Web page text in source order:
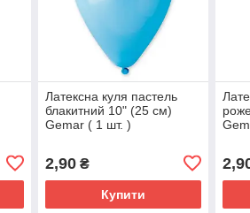
Латексна куля пастель
блакитний 10" (25 см)
Gemar ( 1 шт. )
2,90₴
Купити